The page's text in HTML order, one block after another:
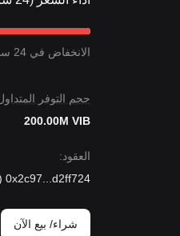
إذا اخترق سعر
إذا انخفض سعر
إجماع السوق
الانخفاض في 24 ساعة $0
حجم التوفر
200.00M VIB
العقود:
0x2c97
d2ff724
شراء/ بيع الآن